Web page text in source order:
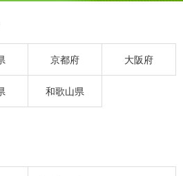
京都府 大阪府
和歌山県